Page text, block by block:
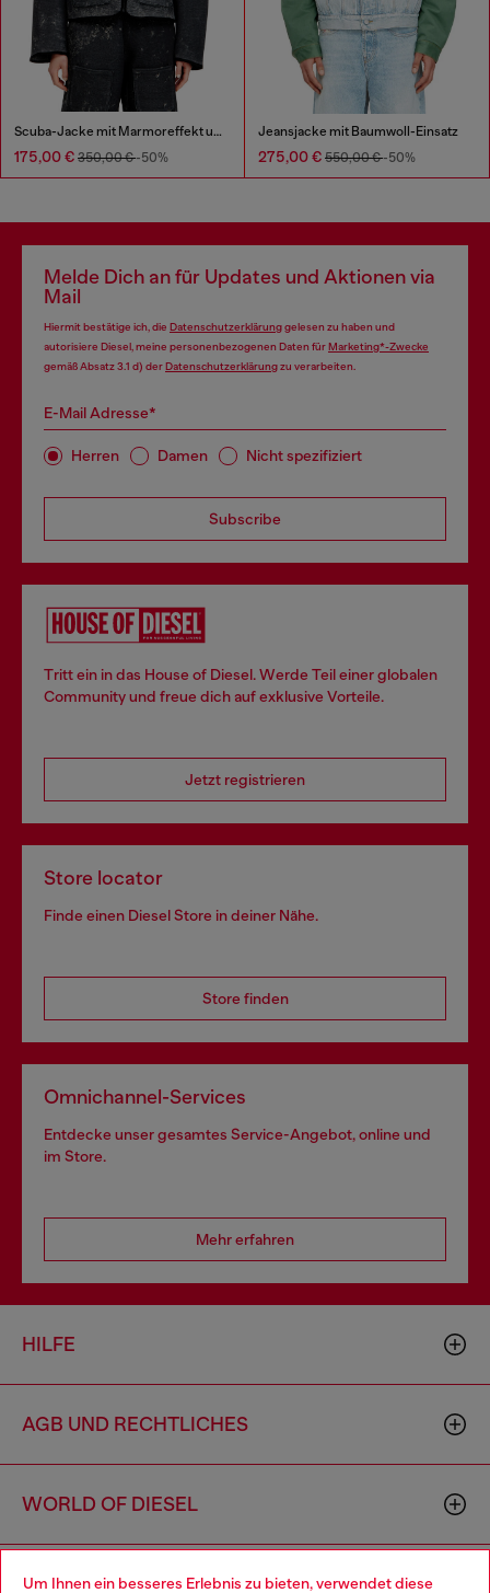
Um Ihnen ein besseres Erlebnis zu bieten, verwendet diese
Scuba-Jacke mit Marmoreffekt und Taschen
175,00 € 350,00 €-50%
Jeansjacke mit Baumwoll-Einsatz
275,00 € 550,00 €-50%
Melde Dich an für Updates und Aktionen via
Mail
Hiermit bestätige ich, die Datenschutzerklärunggelesen zu haben und
autorisiere Diesel, meine personenbezogenen Daten fürMarketing*-Zwecke
gemäß Absatz 3.1 d) derDatenschutzerklärungzu verarbeiten.
E-Mail Adresse*
Herren Damen Nicht spezifiziert
Subscribe
Tritt ein in das House of Diesel. Werde Teil einer globalen
Community und freue dich auf exklusive Vorteile.
Jetzt registrieren
Store locator
Finde einen Diesel Store in deiner Nähe.
Store finden
Omnichannel-Services
Entdecke unser gesamtes Service-Angebot, online und
im Store.
Mehr erfahren
HILFE
AGB UND RECHTLICHES
WORLD OF DIESEL
CORPORATE